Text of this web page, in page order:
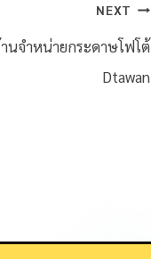
NEXT
นจำหน่ายกระดาษโฟโต้
Dtawan